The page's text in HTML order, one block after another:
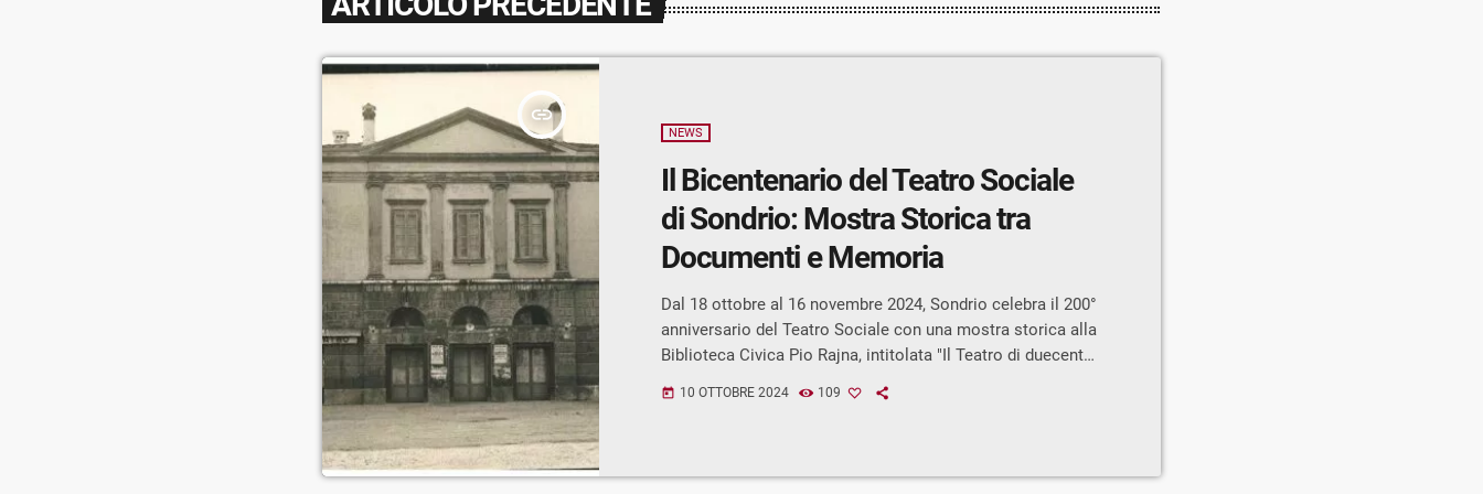
insert_link
NEWS
Il Bicentenario del Teatro Sociale
di Sondrio: Mostra Storica tra
Documenti e Memoria
Dal 18 ottobre al 16 novembre 2024, Sondrio celebra il 200°
anniversario del Teatro Sociale con una mostra storica alla
Biblioteca Civica Pio Rajna, intitolata "Il Teatro di duecento
nei suoi documenti". Curata da Giacomo Della Ferrera,
Obiettivi della Mostra L’evento mira a valorizzare […]
today 10 OTTOBRE 2024 109